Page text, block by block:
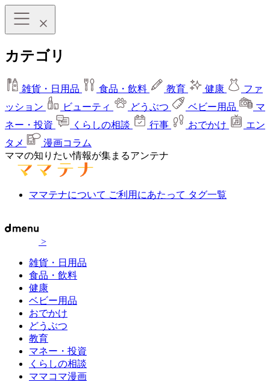
カテゴリ
雑貨・日用品 食品・飲料 教育 健康
ファ
ッション
ビューティ どうぶつ ベビー用品
マ
ネー・投資
くらしの相談 行事 おでかけ
エン
タメ
漫画コラム
ママの知りたい情報が集まるアンテナ
ママテナについて ご利用にあたって タグ一覧
>
雑貨・日用品
食品・飲料
健康
ベビー用品
おでかけ
どうぶつ
教育
マネー・投資
くらしの相談
ママコマ漫画